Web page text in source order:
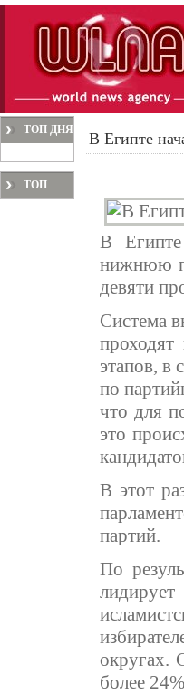
ТОП ДНЯ
ТОП
В Египте
В
нижнюю
девяти
Система
этапов, в
по
что для
это
В этот
партий.
По
округах.
более